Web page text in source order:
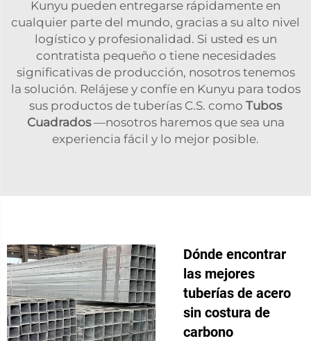
Kunyu pueden entregarse rápidamente en
cualquier parte del mundo, gracias a su alto nivel
logístico y profesionalidad. Si usted es un
contratista pequeño o tiene necesidades
significativas de producción, nosotros tenemos
la solución. Relájese y confíe en Kunyu para todos
sus productos de tuberías C.S. como Tubos
Cuadrados—nosotros haremos que sea una
experiencia fácil y lo mejor posible.
Dónde encontrar
las mejores
tuberías de acero
sin costura de
carbono